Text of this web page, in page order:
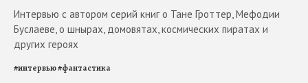
Интервью с автором серий книг о Тане Гроттер, Мефодии
Буслаеве, о шнырах, домовятах, космических пиратах и
других героях
#интервью#фантастика